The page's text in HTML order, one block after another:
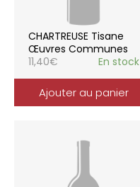
CHARTREUSE Tisane
Œuvres Communes
11,40€ En stock
Ajouter au panier